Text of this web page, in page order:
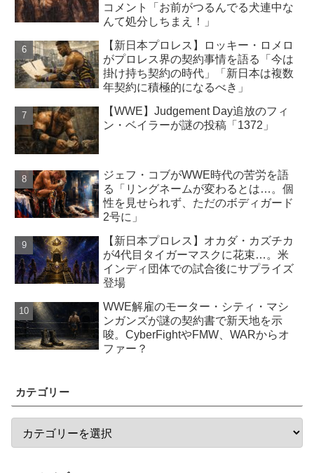
コメント「お前がつるんでる犬連中な
んて処分しちまえ！」
【新日本プロレス】ロッキー・ロメロ
がプロレス界の契約事情を語る「今は
掛け持ち契約の時代」「新日本は複数
年契約に積極的になるべき」
【WWE】Judgement Day追放のフィ
ン・ベイラーが謎の投稿「1372」
ジェフ・コブがWWE時代の苦労を語
る「リングネームが変わるとは…。個
性を見せられず、ただのボディガード
2号に」
【新日本プロレス】オカダ・カズチカ
が4代目タイガーマスクに花束…。米
インディ団体での試合後にサプライズ
登場
WWE解雇のモーター・シティ・マシ
ンガンズが謎の契約書で新天地を示
唆。CyberFightやFMW、WARからオ
ファー？
カテゴリー